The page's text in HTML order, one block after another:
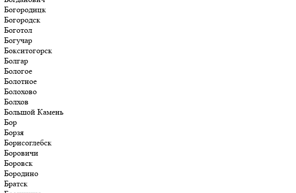
Богородицк
Богородск
Боготол
Богучар
Бокситогорск
Болгар
Бологое
Болотное
Болохово
Болхов
Большой Камень
Бор
Борзя
Борисоглебск
Боровичи
Боровск
Бородино
Братск